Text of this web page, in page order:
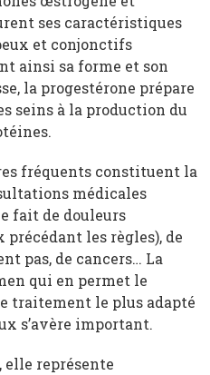
ses caractéristiques
et conjonctifs
ainsi sa forme et son
la progestérone prépare
seins à la production du
fréquents constituent la
médicales
fait de douleurs
les règles), de
pas, de cancers… La
qui en permet le
traitement le plus adapté
s’avère important.
, elle représente